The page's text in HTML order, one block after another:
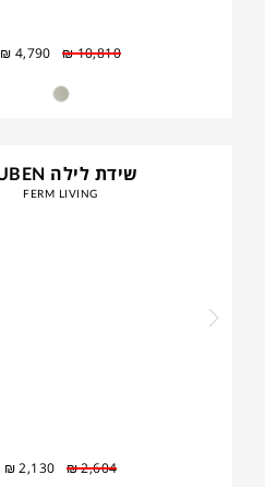
₪10,810
₪ 4,790
שידת לילה KUBEN
FERM LIVING
₪2,604
₪2,130